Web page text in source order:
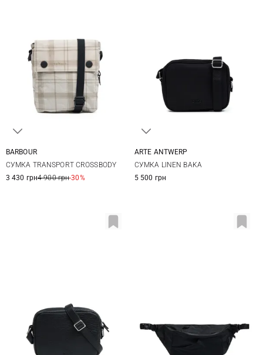
BARBOUR
СУМКА TRANSPORT CROSSBODY
3 430 грн4 900 грн-30%
ARTE ANTWERP
СУМКА LINEN BAKA
5 500 грн